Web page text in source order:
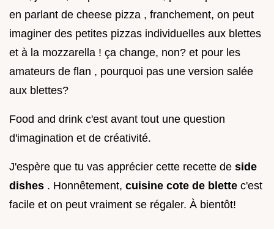
en parlant de cheese pizza , franchement, on peut
imaginer des petites pizzas individuelles aux blettes
et à la mozzarella ! ça change, non? et pour les
amateurs de flan , pourquoi pas une version salée
aux blettes?
Food and drink c'est avant tout une question
d'imagination et de créativité.
J'espère que tu vas apprécier cette recette de side
dishes . Honnêtement, cuisine cote de blette c'est
facile et on peut vraiment se régaler. À bientôt!